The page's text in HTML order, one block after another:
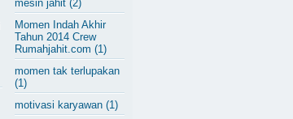
mesin jahit (2)
Momen Indah Akhir
Tahun 2014 Crew
Rumahjahit.com (1)
momen tak terlupakan
(1)
motivasi karyawan (1)